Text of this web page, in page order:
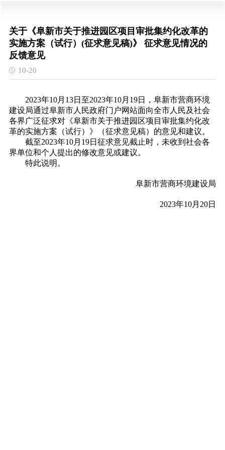
关于《阜新市关于推进园区项目审批集约化改革的
实施方案（试行）(征求意见稿)》 征求意见情况的
反馈意见
10-20
2023年10月13日至2023年10月19日，阜新市营商环境
建设局通过阜新市人民政府门户网站面向全市人民及社会
各界广泛征求对《阜新市关于推进园区项目审批集约化改
革的实施方案（试行）》（征求意见稿）的意见和建议。
截至2023年10月19日征求意见截止时，未收到社会各
界单位和个人提出的修改意见或建议。
特此说明。
阜新市营商环境建设局
2023年10月20日